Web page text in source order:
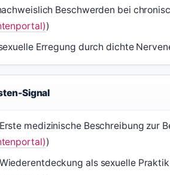
Beschwerden bei
)
Erregung durch dichte
Signal
Erste medizinische Beschreibung zur
)
Wiederentdeckung als sexuelle